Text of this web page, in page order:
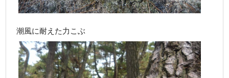
潮風に耐えた力こぶ